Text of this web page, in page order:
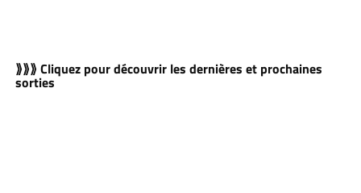
⟫⟫⟫ Cliquez pour découvrir les dernières et prochaines
sorties